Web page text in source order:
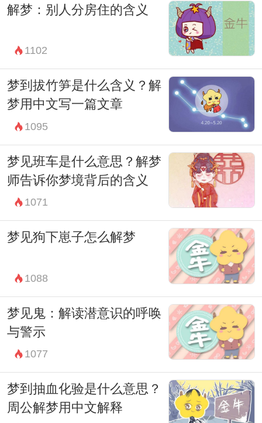
中文为我们提供了一种心灵的启示和暗示。
无论梦中的狗代表着什么，最重要的是我们
要以积极的心态面对，并且通过自己的努力
和观察，去判断和解释这些梦境背后的真正
含义。
解梦：别人分房住的含义
1102
梦到拔竹笋是什么含义？解
梦用中文写一篇文章
1095
梦见班车是什么意思？解梦
师告诉你梦境背后的含义
1071
梦见狗下崽子怎么解梦
1088
梦见鬼：解读潜意识的呼唤
与警示
1077
梦到抽血化验是什么意思？
周公解梦用中文解释